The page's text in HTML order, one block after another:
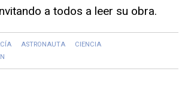
a todos a leer su obra.
ASTRONAUTA
CIENCIA